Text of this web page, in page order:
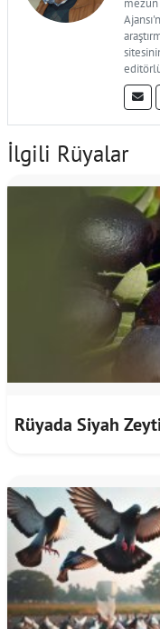
İlgili Rüyalar
Rüyada Siyah